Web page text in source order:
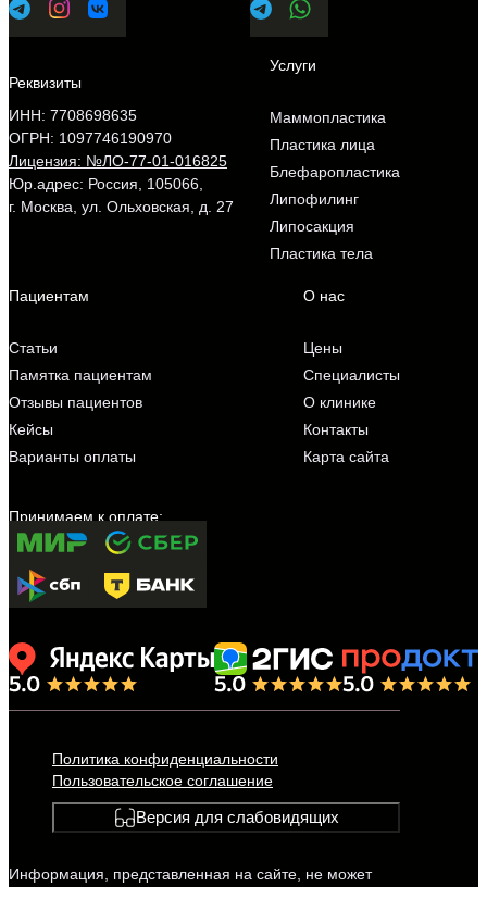
ИНН: 7708698635
ОГРН: 1097746190970
Лицензия: №ЛО-77-01-016825
Юр.адрес: Россия, 105066,
г. Москва, ул. Ольховская, д. 27
Маммопластика
Пластика лица
Блефаропластика
Липофилинг
Липосакция
Пластика тела
Статьи
Памятка пациентам
Отзывы пациентов
Кейсы
Варианты оплаты
Цены
Специалисты
О клинике
Контакты
Карта сайта
Политика конфиденциальности
Пользовательское соглашение
Версия для слабовидящих
Информация, представленная на сайте, не может